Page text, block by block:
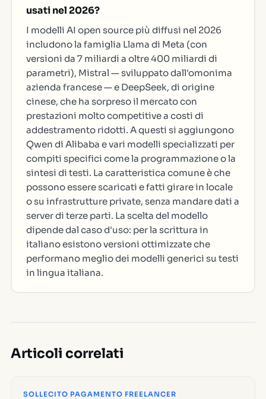
usati nel 2026?
I modelli AI open source più diffusi nel 2026
includono la famiglia Llama di Meta (con
versioni da 7 miliardi a oltre 400 miliardi di
parametri), Mistral — sviluppato dall'omonima
azienda francese — e DeepSeek, di origine
cinese, che ha sorpreso il mercato con
prestazioni molto competitive a costi di
addestramento ridotti. A questi si aggiungono
Qwen di Alibaba e vari modelli specializzati per
compiti specifici come la programmazione o la
sintesi di testi. La caratteristica comune è che
possono essere scaricati e fatti girare in locale
o su infrastrutture private, senza mandare dati a
server di terze parti. La scelta del modello
dipende dal caso d'uso: per la scrittura in
italiano esistono versioni ottimizzate che
performano meglio dei modelli generici su testi
in lingua italiana.
Articoli correlati
SOLLECITO PAGAMENTO FREELANCER